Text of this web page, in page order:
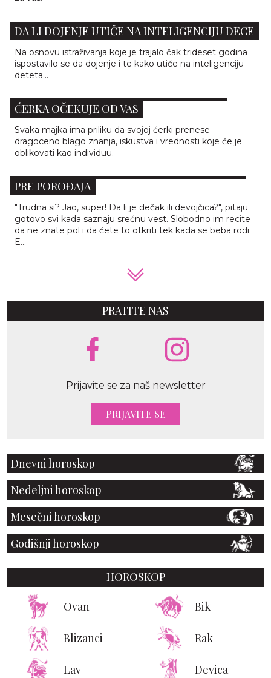
DA LI DOJENJE UTIČE NA INTELIGENCIJU DECE
Na osnovu istraživanja koje je trajalo čak trideset godina
ispostavilo se da dojenje i te kako utiče na inteligenciju
deteta...
ĆERKA OČEKUJE OD VAS
Svaka majka ima priliku da svojoj ćerki prenese
dragoceno blago znanja, iskustva i vrednosti koje će je
oblikovati kao individuu.
PRE POROĐAJA
"Trudna si? Jao, super! Da li je dečak ili devojčica?", pitaju
gotovo svi kada saznaju srećnu vest. Slobodno im recite
da ne znate pol i da ćete to otkriti tek kada se beba rodi.
E...
PRATITE NAS
Prijavite se za naš newsletter
PRIJAVITE SE
Dnevni horoskop
Nedeljni horoskop
Mesečni horoskop
Godišnji horoskop
HOROSKOP
Ovan Bik
Blizanci Rak
Lav Devica